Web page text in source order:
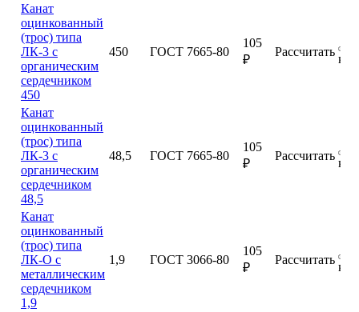
Канат
оцинкованный
(трос) типа
ЛК-3 с
органическим
сердечником
450
450 ГОСТ 7665-80
105
₽
Рассчитать
Канат
оцинкованный
(трос) типа
ЛК-3 с
органическим
сердечником
48,5
48,5 ГОСТ 7665-80
105
₽
Рассчитать
Канат
оцинкованный
(трос) типа
ЛК-О с
металлическим
сердечником
1,9
1,9 ГОСТ 3066-80
105
₽
Рассчитать